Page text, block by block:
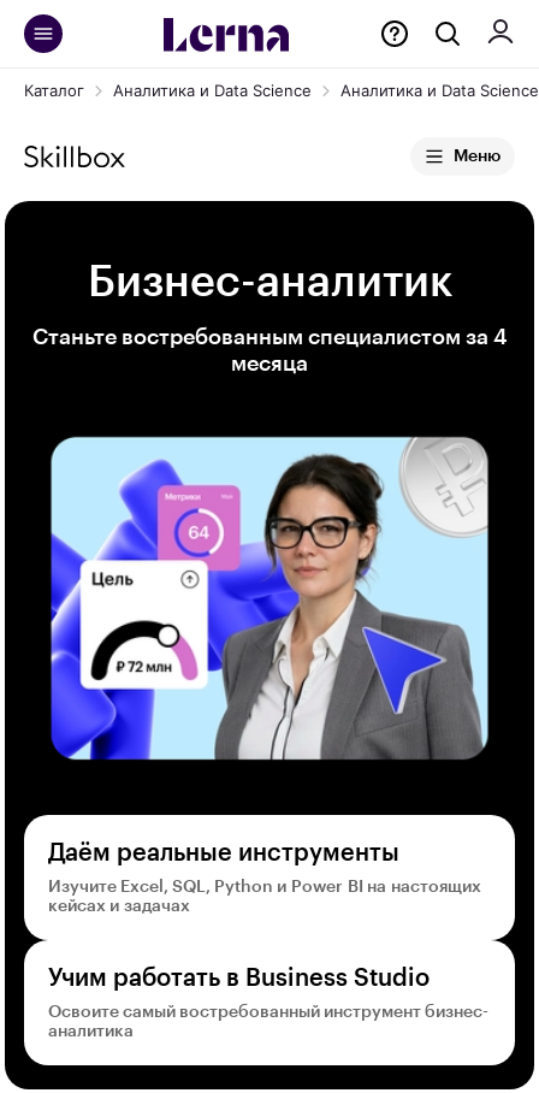
Каталог Аналитика и Data Science Аналитика и Data
Меню
Бизнес-аналитик
Станьте востребованным специалистом за 4
месяца
Даём реальные инструменты
Изучите Excel, SQL, Python и Power BI на настоящих
кейсах и задачах
Учим работать в Business Studio
Освоите самый востребованный инструмент бизнес-
аналитика